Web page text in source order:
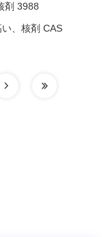
剤 3988
、核剤 CAS